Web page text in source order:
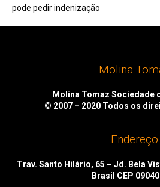
pode pedir indenização
Molina
Molina Tomaz Sociedade
© 2007 – 2020 Todos os
Endereço
Trav. Santo Hilário, 65 – Jd. Bela
Brasil CEP